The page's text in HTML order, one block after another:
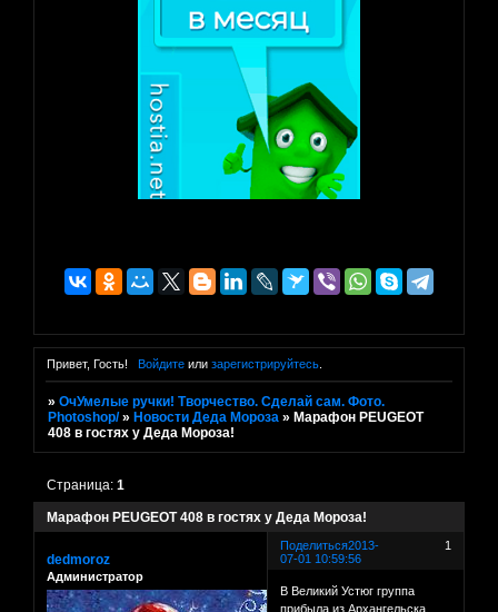
Привет, Гость! Войдитеили зарегистрируйтесь.
»ОчУмелые ручки! Творчество. Сделай сам. Фото.
Photoshop/ » Новости Деда Мороза » Марафон PEUGEOT
408 в гостях у Деда Мороза!
Марафон PEUGEOT 408 в гостях у Деда Мороза!
Страница:1
Поделиться 1
2013-
07-01 10:59:56
dedmoroz
Администратор
В Великий Устюг группа
прибыла из Архангельска,